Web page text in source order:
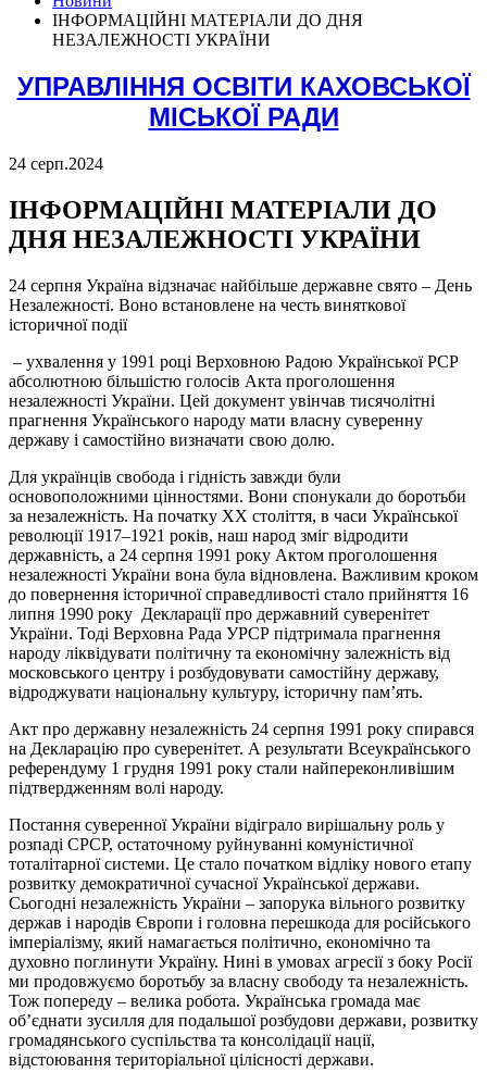
ІНФОРМАЦІЙНІ МАТЕРІАЛИ ДО ДНЯ
НЕЗАЛЕЖНОСТІ УКРАЇНИ
УПРАВЛІННЯ ОСВІТИ КАХОВСЬКОЇ
МІСЬКОЇ РАДИ
24 серп.2024
ІНФОРМАЦІЙНІ МАТЕРІАЛИ ДО
ДНЯ НЕЗАЛЕЖНОСТІ УКРАЇНИ
24 серпня Україна відзначає найбільше державне свято – День
Незалежності. Воно встановлене на честь виняткової
історичної події
– ухвалення у 1991 році Верховною Радою Української РСР
абсолютною більшістю голосів Акта проголошення
незалежності України. Цей документ увінчав тисячолітні
прагнення Українського народу мати власну суверенну
державу і самостійно визначати свою долю.
Для українців свобода і гідність завжди були
основоположними цінностями. Вони спонукали до боротьби
за незалежність. На початку ХХ століття, в часи Української
революції 1917–1921 років, наш народ зміг відродити
державність, а 24 серпня 1991 року Актом проголошення
незалежності України вона була відновлена. Важливим кроком
до повернення історичної справедливості стало прийняття 16
липня 1990 року Декларації про державний суверенітет
України. Тоді Верховна Рада УРСР підтримала прагнення
народу ліквідувати політичну та економічну залежність від
московського центру і розбудовувати самостійну державу,
відроджувати національну культуру, історичну пам’ять.
Акт про державну незалежність 24 серпня 1991 року спирався
на Декларацію про суверенітет. А результати Всеукраїнського
референдуму 1 грудня 1991 року стали найпереконливішим
підтвердженням волі народу.
Постання суверенної України відіграло вирішальну роль у
розпаді СРСР, остаточному руйнуванні комуністичної
тоталітарної системи. Це стало початком відліку нового етапу
розвитку демократичної сучасної Української держави.
Сьогодні незалежність України – запорука вільного розвитку
держав і народів Європи і головна перешкода для російського
імперіалізму, який намагається політично, економічно та
духовно поглинути Україну. Нині в умовах агресії з боку Росії
ми продовжуємо боротьбу за власну свободу та незалежність.
Тож попереду – велика робота. Українська громада має
об’єднати зусилля для подальшої розбудови держави, розвитку
громадянського суспільства та консолідації нації,
відстоювання територіальної цілісності держави.